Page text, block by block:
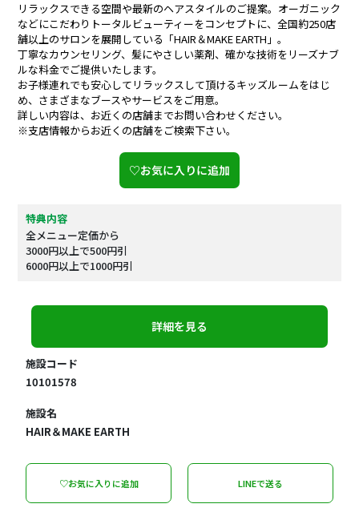
リラックスできる空間や最新のヘアスタイルのご提案。オーガニック
などにこだわりトータルビューティーをコンセプトに、全国約250店
舗以上のサロンを展開している「HAIR＆MAKE EARTH」。
丁寧なカウンセリング、髪にやさしい薬剤、確かな技術をリーズナブ
ルな料金でご提供いたします。
お子様連れでも安心してリラックスして頂けるキッズルームをはじ
め、さまざまなブースやサービスをご用意。
詳しい内容は、お近くの店舗までお問い合わせください。
※支店情報からお近くの店舗をご検索下さい。
♡お気に入りに追加
特典内容
全メニュー定価から
3000円以上で500円引
6000円以上で1000円引
詳細を見る
施設コード
10101578
施設名
HAIR＆MAKE EARTH
♡お気に入りに追加 LINEで送る